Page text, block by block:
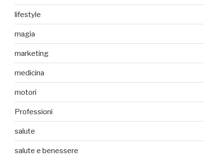
lifestyle
magia
marketing
medicina
motori
Professioni
salute
salute e benessere